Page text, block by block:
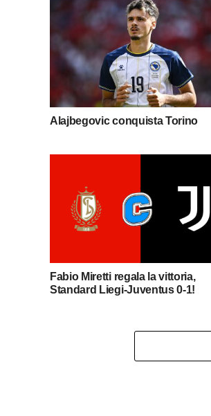
Alajbegovic conquista Torino
Fabio Miretti regala la vittoria,
Standard Liegi-Juventus 0-1!